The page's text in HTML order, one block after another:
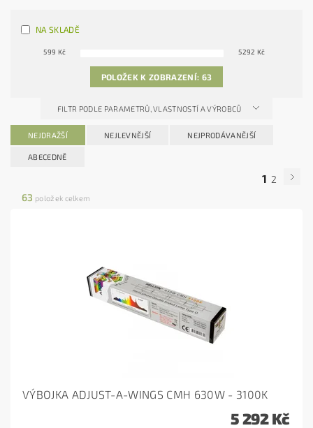
NA SKLADĚ
599 Kč 5292 Kč
POLOŽEK K ZOBRAZENÍ: 63
FILTR PODLE PARAMETRŮ, VLASTNOSTÍ A VÝROBCŮ
NEJDRAŽŠÍ NEJLEVNĚJŠÍ NEJPRODÁVANĚJŠÍ
ABECEDNĚ
1 2
63 položek celkem
VÝBOJKA ADJUST-A-WINGS CMH 630W - 3100K
5 292 Kč